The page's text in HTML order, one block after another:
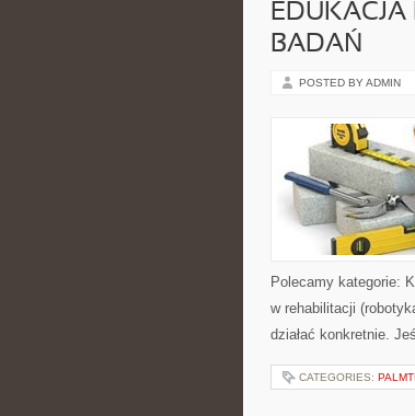
EDUKACJA
BADAŃ
POSTED BY ADMIN
Polecamy kategorie:
w rehabilitacji
działać konkretnie.
CATEGORIES: